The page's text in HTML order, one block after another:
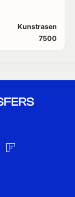
Kunstrasen
7500